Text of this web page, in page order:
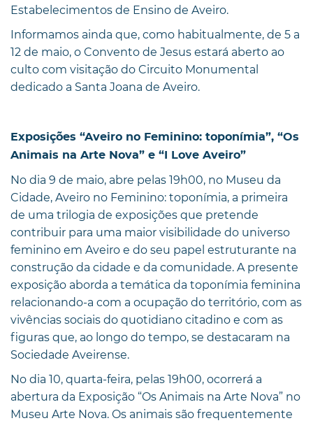
Estabelecimentos de Ensino de Aveiro.
Informamos ainda que, como habitualmente, de 5 a
12 de maio, o Convento de Jesus estará aberto ao
culto com visitação do Circuito Monumental
dedicado a Santa Joana de Aveiro.
Exposições “Aveiro no Feminino: toponímia”, “Os
Animais na Arte Nova” e “I Love Aveiro”
No dia 9 de maio, abre pelas 19h00, no Museu da
Cidade, Aveiro no Feminino: toponímia, a primeira
de uma trilogia de exposições que pretende
contribuir para uma maior visibilidade do universo
feminino em Aveiro e do seu papel estruturante na
construção da cidade e da comunidade. A presente
exposição aborda a temática da toponímia feminina
relacionando-a com a ocupação do território, com as
vivências sociais do quotidiano citadino e com as
figuras que, ao longo do tempo, se destacaram na
Sociedade Aveirense.
No dia 10, quarta-feira, pelas 19h00, ocorrerá a
abertura da Exposição “Os Animais na Arte Nova” no
Museu Arte Nova. Os animais são frequentemente